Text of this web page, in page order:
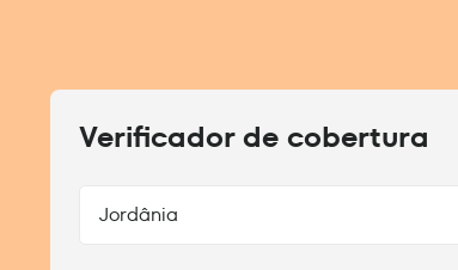
Verificador de cobertura
Jordânia